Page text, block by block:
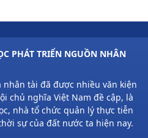
PHÁT TRIỂN NGUỒN NHÂN
tài đã được nhiều văn kiện
chủ nghĩa Việt Nam đề cập, là
nhà tổ chức quản lý thực tiễn
sự của đất nước ta hiện nay.